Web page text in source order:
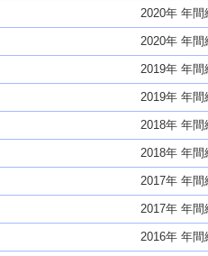
2020年 年
2020年 年
2019年 年
2019年 年
2018年 年
2018年 年
2017年 年
2017年 年
2016年 年